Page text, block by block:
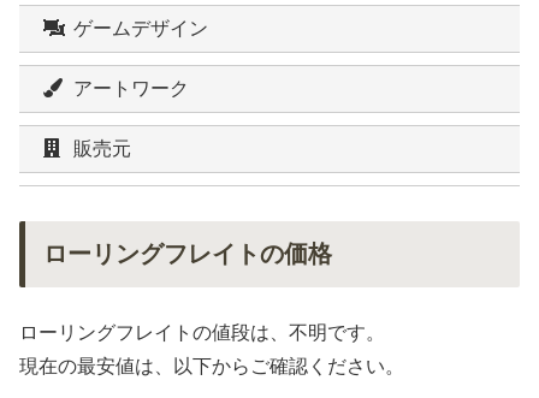
ゲームデザイン
アートワーク
販売元
ローリングフレイトの価格
ローリングフレイトの値段は、不明です。
現在の最安値は、以下からご確認ください。